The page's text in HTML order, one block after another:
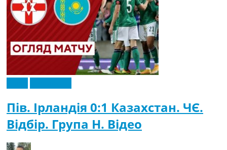
Пів. Ірландія 0:1 Казахстан. ЧЄ.
Відбір. Група H. Відео